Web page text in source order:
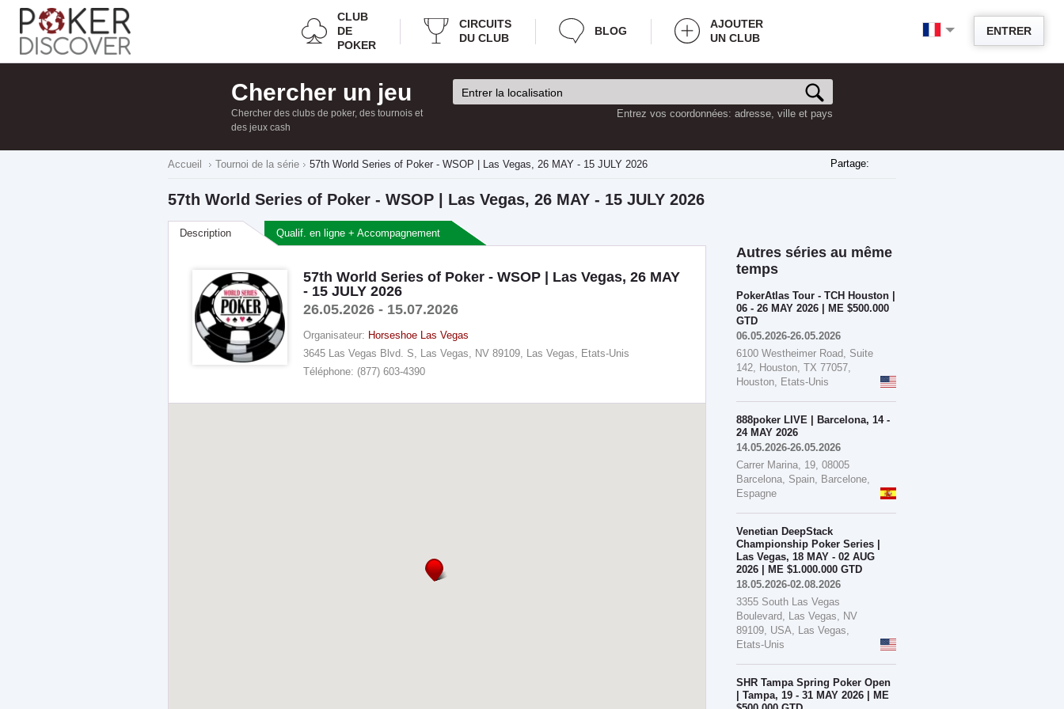
ENTRER
CLUB
DE
POKER
CIRCUITS
DU CLUB
BLOG
AJOUTER
UN CLUB
Chercher un jeu
Chercher des clubs de poker, des tournois et
des jeux cash
Entrez vos coordonnées: adresse, ville et pays
Partage:
Accueil Tournoi de la série 57th World Series of Poker - WSOP | Las Vegas, 26 MAY - 15 JULY 2026
57th World Series of Poker - WSOP | Las Vegas, 26 MAY - 15 JULY 2026
Description Qualif. en ligne + Accompagnement
57th World Series of Poker - WSOP | Las Vegas, 26 MAY
- 15 JULY 2026
26.05.2026 - 15.07.2026
Organisateur: Horseshoe Las Vegas
3645 Las Vegas Blvd. S, Las Vegas, NV 89109, Las Vegas, Etats-Unis
Téléphone: (877) 603-4390
Autres séries au même
temps
PokerAtlas Tour - TCH Houston |
06 - 26 MAY 2026 | ME $500.000
GTD
06.05.2026-26.05.2026
6100 Westheimer Road, Suite
142, Houston, TX 77057,
Houston, Etats-Unis
888poker LIVE | Barcelona, 14 -
24 MAY 2026
14.05.2026-26.05.2026
Carrer Marina, 19, 08005
Barcelona, Spain, Barcelone,
Espagne
Venetian DeepStack
Championship Poker Series |
Las Vegas, 18 MAY - 02 AUG
2026 | ME $1.000.000 GTD
18.05.2026-02.08.2026
3355 South Las Vegas
Boulevard, Las Vegas, NV
89109, USA, Las Vegas,
Etats-Unis
SHR Tampa Spring Poker Open
| Tampa, 19 - 31 MAY 2026 | ME